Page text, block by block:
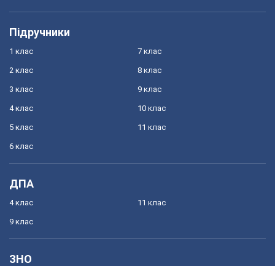
Підручники
1 клас
2 клас
3 клас
4 клас
5 клас
6 клас
7 клас
8 клас
9 клас
10 клас
11 клас
ДПА
4 клас
9 клас
11 клас
ЗНО